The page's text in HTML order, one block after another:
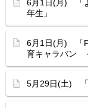
6月1日(月) 「
年生」
6月1日(月) 「
育キャラバン
5月29日(土) 「